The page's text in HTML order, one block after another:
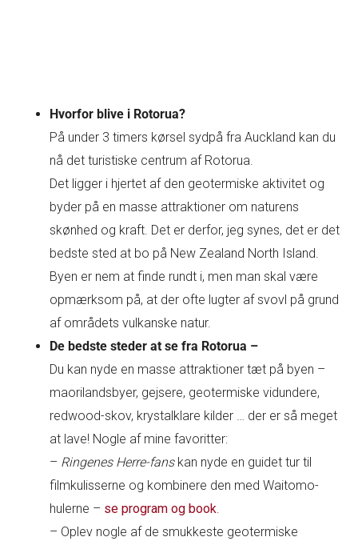
Hvorfor blive i Rotorua?
På under 3 timers kørsel sydpå fra Auckland kan du
nå det turistiske centrum af Rotorua.
Det ligger i hjertet af den geotermiske aktivitet og
byder på en masse attraktioner om naturens
skønhed og kraft. Det er derfor, jeg synes, det er det
bedste sted at bo på New Zealand North Island.
Byen er nem at finde rundt i, men man skal være
opmærksom på, at der ofte lugter af svovl på grund
af områdets vulkanske natur.
De bedste steder at se fra Rotorua –
Du kan nyde en masse attraktioner tæt på byen –
maorilandsbyer, gejsere, geotermiske vidundere,
redwood-skov, krystalklare kilder … der er så meget
at lave! Nogle af mine favoritter:
– Ringenes Herre-fanskan nyde en guidet tur til
filmkulisserne og kombinere den med Waitomo-
hulerne – se program og book.
– Oplev nogle af de smukkeste geotermiske